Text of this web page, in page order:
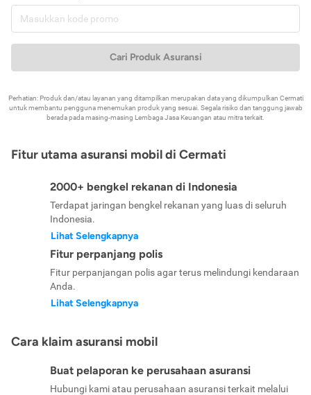
Cari Produk Asuransi
Perhatian: Produk dan/atau layanan yang ditampilkan merupakan data yang dikumpulkan Cermati
untuk membantu pengguna menemukan produk yang sesuai. Segala risiko dan tanggung jawab
berada pada masing-masing Lembaga Jasa Keuangan atau mitra terkait.
Fitur utama asuransi mobil di Cermati
2000+ bengkel rekanan di Indonesia
Terdapat jaringan bengkel rekanan yang luas di seluruh
Indonesia.
Lihat Selengkapnya
Fitur perpanjang polis
Fitur perpanjangan polis agar terus melindungi kendaraan
Anda.
Lihat Selengkapnya
Cara klaim asuransi mobil
Buat pelaporan ke perusahaan asuransi
Hubungi kami atau perusahaan asuransi terkait melalui